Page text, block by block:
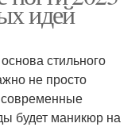
идей
стильного
не просто
современные
будет маникюр на